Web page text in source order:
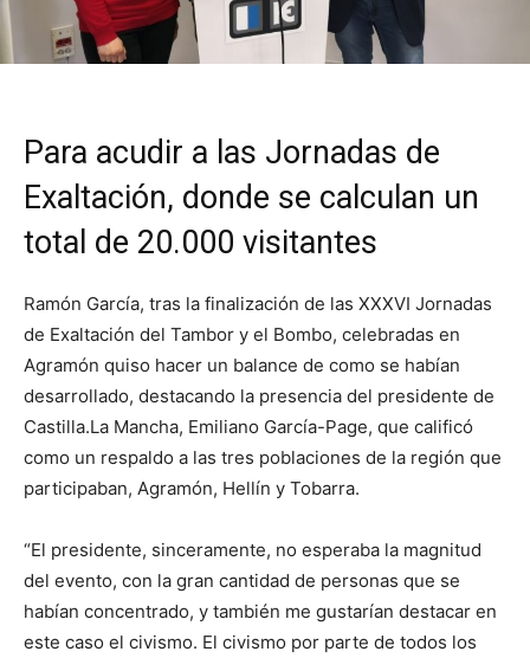
Para acudir a las Jornadas de
Exaltación, donde se calculan un
total de 20.000 visitantes
Ramón García, tras la finalización de las XXXVI Jornadas
de Exaltación del Tambor y el Bombo, celebradas en
Agramón quiso hacer un balance de como se habían
desarrollado, destacando la presencia del presidente de
Castilla.La Mancha, Emiliano García-Page, que calificó
como un respaldo a las tres poblaciones de la región que
participaban, Agramón, Hellín y Tobarra.
“El presidente, sinceramente, no esperaba la magnitud
del evento, con la gran cantidad de personas que se
habían concentrado, y también me gustarían destacar en
este caso el civismo. El civismo por parte de todos los